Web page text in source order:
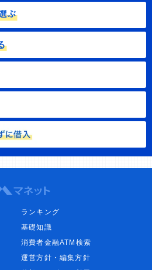
ランキング
基礎知識
消費者金融ATM検索
運営方針・編集方針